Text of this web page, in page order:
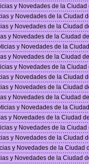
y Novedades de la
y Novedades de la Ciudad
y Novedades de la Ciudad
y Novedades de la Ciudad
y Novedades de la
y Novedades de la Ciudad
y Novedades de la
y Novedades de la Ciudad
y Novedades de la Ciudad
y Novedades de la Ciudad
y Novedades de la
y Novedades de la Ciudad
y Novedades de la
y Novedades de la Ciudad
y Novedades de la Ciudad
y Novedades de la Ciudad